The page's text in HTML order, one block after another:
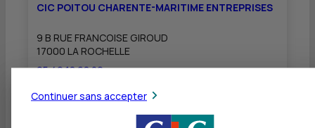
CIC POITOU CHARENTE-MARITIME ENTREPRISES
9 B RUE FRANCOISE GIROUD
17000 LA ROCHELLE
05 49 18 68 20
Continuer sans accepter